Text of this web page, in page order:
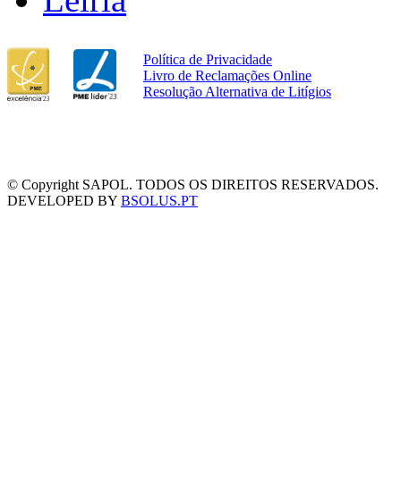
Política de Privacidade
Livro de Reclamações Online
Resolução Alternativa de Litígios
© Copyright SAPOL. TODOS OS DIREITOS RESERVADOS.
DEVELOPED BY BSOLUS.PT